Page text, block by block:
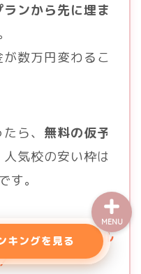
ンから先に埋ま
数万円変わるこ
ら、 無料の仮予
気校の安い枠は
す。
間中はキャンセル
キングを見る
MENU
東北地方
甲信越
バイク免許